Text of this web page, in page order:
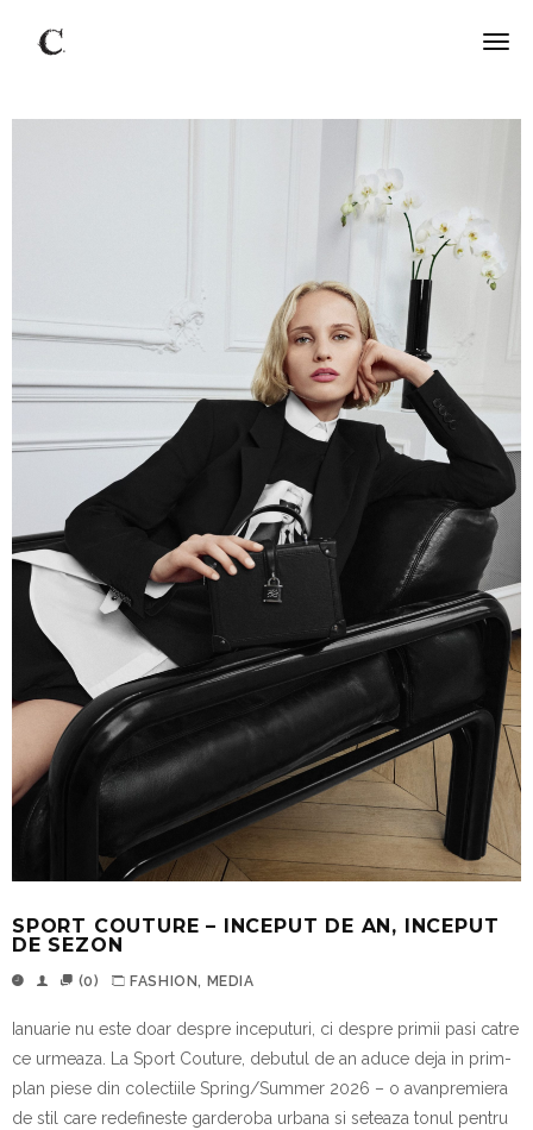
SPORT COUTURE – INCEPUT DE AN, INCEPUT
DE SEZON
(0) FASHION, MEDIA
Ianuarie nu este doar despre inceputuri, ci despre primii pasi catre
ce urmeaza. La Sport Couture, debutul de an aduce deja in prim-
plan piese din colectiile Spring/Summer 2026 – o avanpremiera
de stil care redefineste garderoba urbana si seteaza tonul pentru